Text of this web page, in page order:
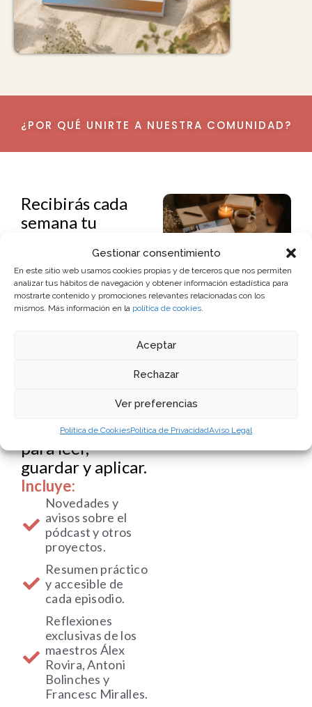
Gestionar consentimiento
En este sitio web usamos cookies propias y de terceros que nos permiten
analizar tus hábitos de navegación y obtener información estadística para
mostrarte contenido y promociones relevantes relacionadas con los
mismos. Más información en la política de cookies.
Aceptar
Rechazar
Ver preferencias
Política de CookiesPolítica de PrivacidadAviso Legal
¿POR QUÉ UNIRTE A NUESTRA COMUNIDAD?
Recibirás cada
semana tu
del pódcastOjalá
Lo Hubiera Sabido
Antes: ejercicios,
ideas clave y
Miralles, listas
para leer,
guardar y aplicar.
Incluye:
Novedades y
avisos sobre el
pódcast y otros
proyectos.
Resumen práctico
y accesible de
cada episodio.
Reflexiones
exclusivas de los
maestros Álex
Rovira, Antoni
Bolinches y
Francesc Miralles.